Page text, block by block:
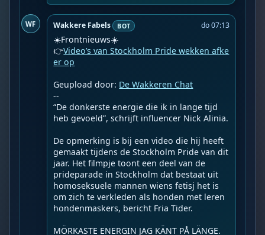
WF Wakkere Fabels BOT do 07:13
☀️Frontnieuws☀️
👉Video’s van Stockholm Pride wekken afke
er op
Geupload door: De Wakkeren Chat
--
“De donkerste energie die ik in lange tijd
heb gevoeld”, schrijft influencer Nick Alinia.
De opmerking is bij een video die hij heeft
gemaakt tijdens de Stockholm Pride van dit
jaar. Het filmpje toont een deel van de
prideparade in Stockholm dat bestaat uit
homoseksuele mannen wiens fetisj het is
om zich te verkleden als honden met leren
hondenmaskers, bericht Fria Tider.
MÖRKASTE ENERGIN JAG KÄNT PÅ LÄNGE.